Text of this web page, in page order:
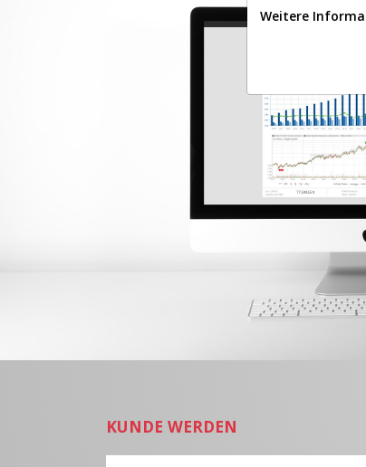
KUNDE WERDEN
Weitere